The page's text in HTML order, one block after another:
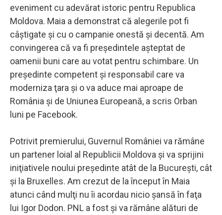
eveniment cu adevărat istoric pentru Republica
Moldova. Maia a demonstrat că alegerile pot fi
câştigate şi cu o campanie onestă şi decentă. Am
convingerea că va fi preşedintele aşteptat de
oamenii buni care au votat pentru schimbare. Un
preşedinte competent şi responsabil care va
moderniza ţara şi o va aduce mai aproape de
România şi de Uniunea Europeană, a scris Orban
luni pe Facebook.
Potrivit premierului, Guvernul României va rămâne
un partener loial al Republicii Moldova şi va sprijini
iniţiativele noului preşedinte atât de la Bucureşti, cât
şi la Bruxelles. Am crezut de la început în Maia
atunci când mulţi nu îi acordau nicio şansă în faţa
lui Igor Dodon. PNL a fost şi va rămâne alături de